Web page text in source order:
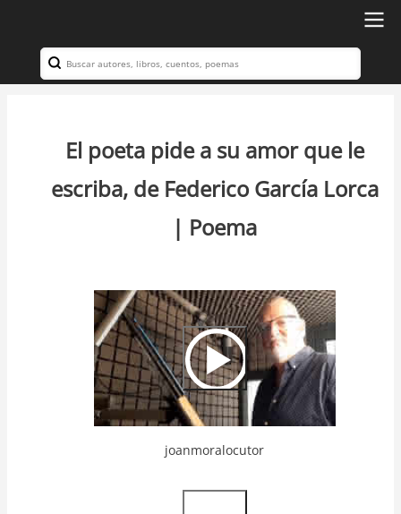
contenido
principal
Navegación
Search
El poeta pide a su amor que le
escriba, de Federico García Lorca
| Poema
Video
Url
joanmoralocutor